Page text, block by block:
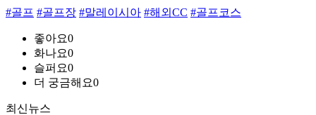
#골프 #골프장 #말레이시아 #해외CC #골프코스
좋아요0
화나요0
슬퍼요0
더 궁금해요0
최신뉴스